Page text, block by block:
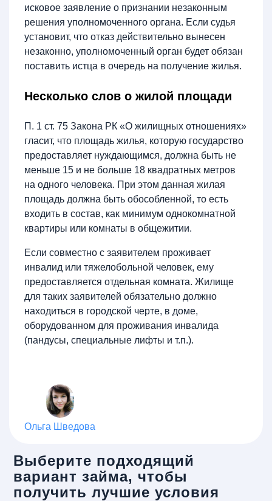
исковое заявление о признании незаконным
решения уполномоченного органа. Если судья
установит, что отказ действительно вынесен
незаконно, уполномоченный орган будет обязан
поставить истца в очередь на получение жилья.
Несколько слов о жилой площади
П. 1 ст. 75 Закона РК «О жилищных отношениях»
гласит, что площадь жилья, которую государство
предоставляет нуждающимся, должна быть не
меньше 15 и не больше 18 квадратных метров
на одного человека. При этом данная жилая
площадь должна быть обособленной, то есть
входить в состав, как минимум однокомнатной
квартиры или комнаты в общежитии.
Если совместно с заявителем проживает
инвалид или тяжелобольной человек, ему
предоставляется отдельная комната. Жилище
для таких заявителей обязательно должно
находиться в городской черте, в доме,
оборудованном для проживания инвалида
(пандусы, специальные лифты и т.п.).
Ольга Шведова
Выберите подходящий
вариант займа, чтобы
получить лучшие условия